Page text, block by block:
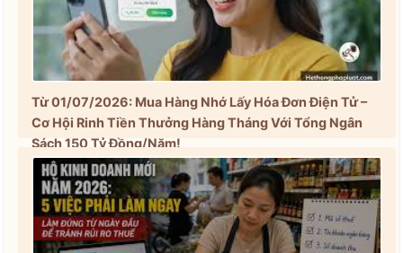
Từ 01/07/2026: Mua Hàng Nhớ Lấy Hóa Đơn Điện Tử –
Cơ Hội Rinh Tiền Thưởng Hàng Tháng Với Tổng Ngân
Sách 150 Tỷ Đồng/Năm!